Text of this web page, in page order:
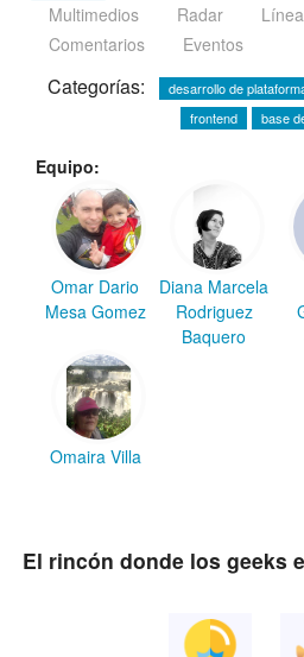
AYUDA
login
Multimedios
Radar
Comentarios
Eventos
Categorías:
desarrollo de
frontend
base
Equipo:
Omar Dario
Mesa Gomez
Diana Marcela
Rodriguez
Baquero
Omaira Villa
El rincón donde los geeks